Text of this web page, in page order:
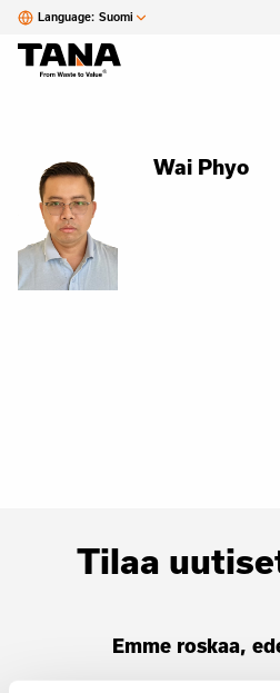
Language: Suomi
Wai Phyo
Tilaa
Emme roskaa,